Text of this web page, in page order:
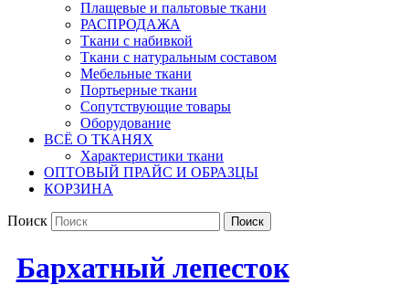
Плащевые и пальтовые ткани
РАСПРОДАЖА
Ткани с набивкой
Ткани с натуральным составом
Мебельные ткани
Портьерные ткани
Сопутствующие товары
Оборудование
ВСЁ О ТКАНЯХ
Характеристики ткани
ОПТОВЫЙ ПРАЙС И ОБРАЗЦЫ
КОРЗИНА
Поиск
Бархатный лепесток